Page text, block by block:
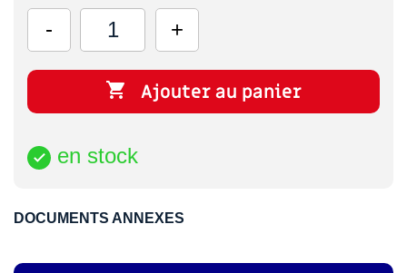
 Ajouter au panier
 en stock
DOCUMENTS ANNEXES